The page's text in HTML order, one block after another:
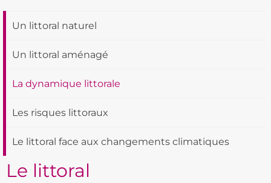
Un littoral naturel
Un littoral aménagé
La dynamique littorale
Les risques littoraux
Le littoral face aux changements climatiques
Le littoral